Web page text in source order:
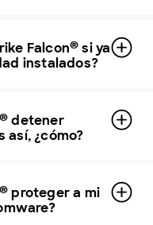
Falcon® si ya
instalados?
® detener
así, ¿cómo?
® proteger a mi